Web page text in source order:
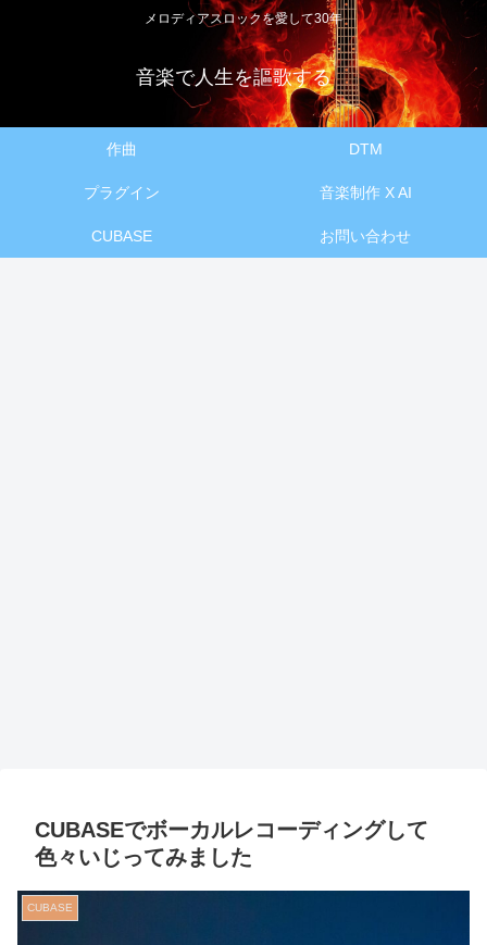
メロディアスロックを愛して30年
音楽で人生を謳歌する
作曲 DTM
プラグイン 音楽制作 X AI
CUBASE お問い合わせ
CUBASEでボーカルレコーディングして
色々いじってみました
CUBASE